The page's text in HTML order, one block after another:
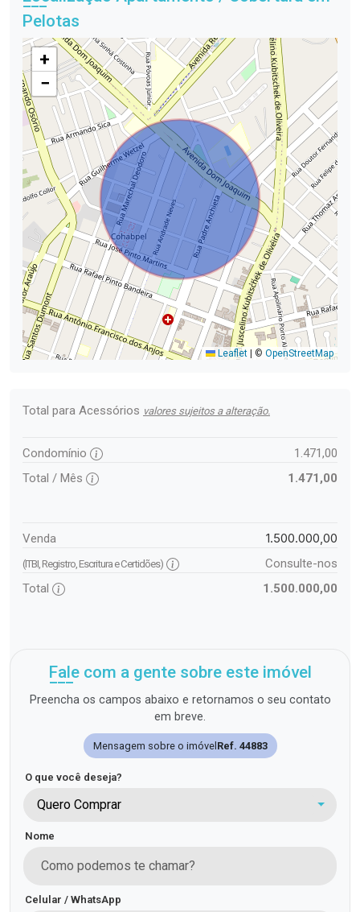
Pelotas
+
−
Leaflet © OpenStreetMap
Total para Acessórios valores sujeitos a alteração.
Condomínio
1.471,00
Total / Mês
1.471,00
Venda 1.500.000,00
(ITBI, Registro, Escritura e Certidões)
Consulte-nos
Total
1.500.000,00
Fale com a gente sobre este imóvel
Preencha os campos abaixo e retornamos o seu contato
em breve.
Mensagem sobre o imóvel Ref. 44883
O que você deseja?
Quero Comprar
Nome
Celular / WhatsApp